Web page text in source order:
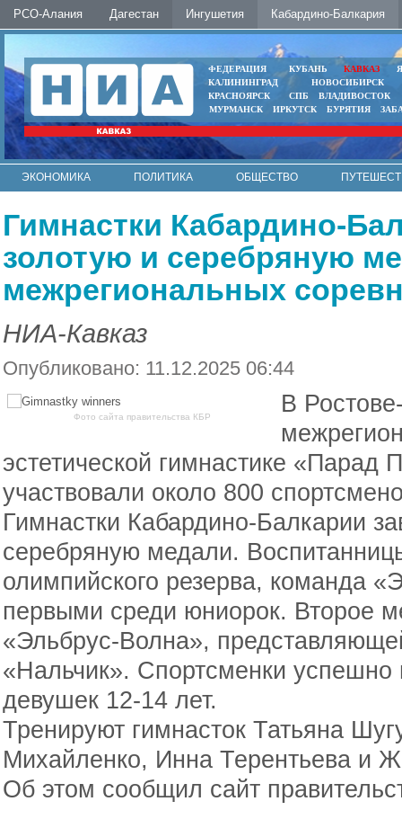
РСО-Алания Дагестан Ингушетия Кабардино-Балкария
ФЕДЕРАЦИЯ КУБАНЬ КАВКАЗ
КАЛИНИНГРАД
НОВОСИБИРСК
КРАСНОЯРСК
СПБ
ВЛАДИВОСТОК
МУРМАНСК
ИРКУТСК БУРЯТИЯ
ЭКОНОМИКА ПОЛИТИКА ОБЩЕСТВО
Гимнастки Кабардино-
золотую и серебряную
межрегиональных
НИА-Кавказ
Опубликовано: 11.12.2025 06:44
Фото сайта правительства КБР
В
эстетической гимнастике «Парад
участвовали около 800
Гимнастки Кабардино-Балкарии
серебряную медали.
олимпийского резерва, команда
первыми среди юниорок. Второе
«Эльбрус-Волна»,
«Нальчик». Спортсменки успешно
девушек 12-14 лет.
Тренируют гимнасток Татьяна
Михайленко, Инна Терентьева и
Об этом сообщил сайт